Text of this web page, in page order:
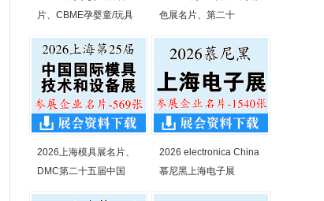
片、CBME孕婴童/玩具
色展名片、第二十
2026上海模具展名片、
DMC第二十五届中国
2026 electronica China
慕尼黑上海电子展